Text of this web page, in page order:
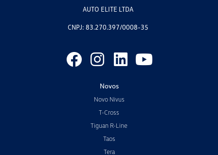
AUTO ELITE LTDA
CNPJ: 83.270.397/0008-35
Novos
Novo Nivus
T-Cross
Tiguan R-Line
Taos
Tera